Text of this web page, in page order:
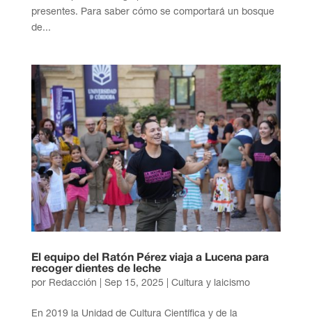
presentes. Para saber cómo se comportará un bosque
de...
El equipo del Ratón Pérez viaja a Lucena para
recoger dientes de leche
por Redacción Sep 15, 2025 Cultura y laicismo
En 2019 la Unidad de Cultura Científica y de la